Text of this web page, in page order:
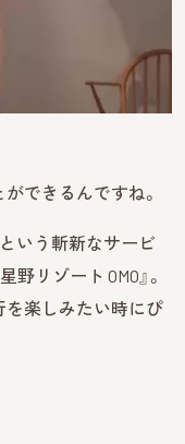
できるんですね。
いう斬新なサービ
リゾート OMO』。
楽しみたい時にぴ